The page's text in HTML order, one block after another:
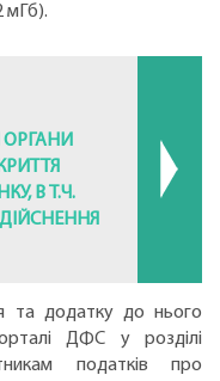
мГб).
ОРГАНИ
В Т.Ч.
та додатку до нього
ДФС у розділі
податків про